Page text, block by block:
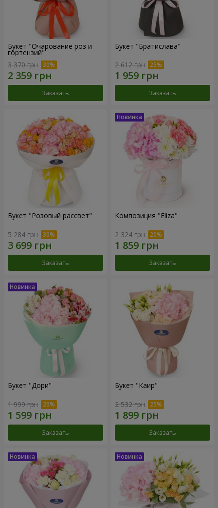
Букет "Очарование роз и
гортензий"
3 370 грн
Заказать
Букет "Братислава"
2 612 грн
Заказать
Букет "Розовый рассвет"
5 284 грн
Заказать
Композиция "Eliza"
2 324 грн
Заказать
Букет "Дори"
1 999 грн
Заказать
Букет "Каир"
2 532 грн
Заказать